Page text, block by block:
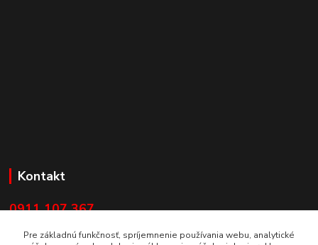
Kontakt
0911 107 367
Pre základnú funkčnosť, spríjemnenie používania webu, analytické